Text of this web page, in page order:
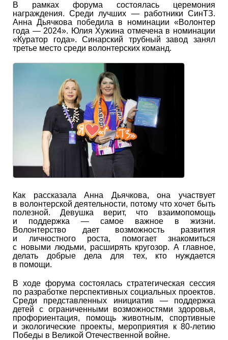
В рамках форума состоялась церемония
награждения. Среди лучших — работники СинТЗ.
Анна Дьячкова победила в номинации «Волонтер
года — 2024». Юлия Хужина отмечена в номинации
«Куратор года». Синарский трубный завод занял
третье место среди волонтерских команд.
Как рассказала Анна Дьячкова, она участвует
в волонтерской деятельности, потому что хочет быть
полезной. Девушка верит, что взаимопомощь
и поддержка — самое важное в жизни.
Волонтерство дает возможность развития
и личностного роста, помогает знакомиться
с новыми людьми, расширять кругозор. А главное,
делать добрые дела для тех, кто нуждается
в помощи.
В ходе форума состоялась стратегическая сессия
по разработке перспективных социальных проектов.
Среди представленных инициатив — поддержка
детей с ограниченными возможностями здоровья,
профориентация, помощь животным, спортивные
и экологические проекты, мероприятия к 80-летию
Победы в Великой Отечественной войне.